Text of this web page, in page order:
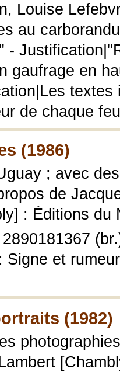
Louise
au
-
gaufrage en
textes
de chaque
(1986)
; avec
de
: Éditions du
Signe et
(1982)